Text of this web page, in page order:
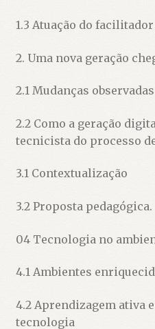
1.3 Atuação do
2. Uma nova geração
2.1 Mudanças observadas
2.2 Como a geração
tecnicista do processo
3.1 Contextualização
3.2 Proposta pedagógica.
04 Tecnologia no
4.1 Ambientes
4.2 Aprendizagem ativa
tecnologia